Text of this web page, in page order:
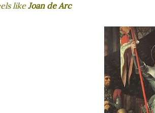
likeJoan de Arc